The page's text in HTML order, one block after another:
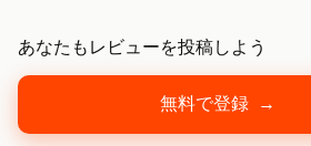
あなたもレビューを投稿しよう
無料で登録 →